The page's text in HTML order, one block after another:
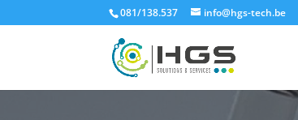
081/138.537 info@hgs-tech.be